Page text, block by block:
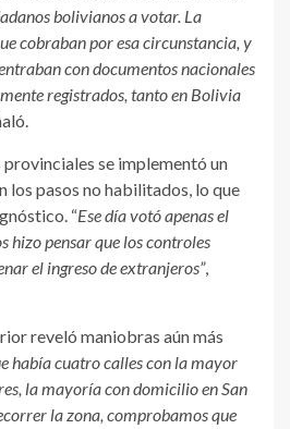
bolivianos a votar. La
cobraban por esa circunstancia, y
con documentos nacionales
registrados, tanto en Bolivia
se implementó un
los pasos no habilitados, lo que
“Ese día votó apenas el
hizo pensar que los controles
el ingreso de extranjeros”,
reveló maniobras aún más
había cuatro calles con la mayor
la mayoría con domicilio en San
la zona, comprobamos que